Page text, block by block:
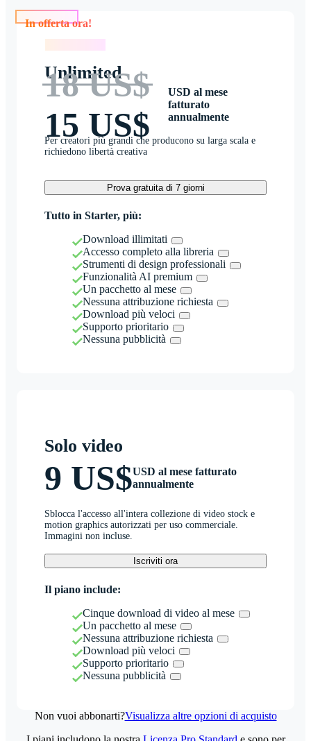
Unlimited
18 US$
15 US$
USD al mese
fatturato
annualmente
Per creatori più grandi che producono su larga scala e
richiedono libertà creativa
Prova gratuita di 7 giorni
Tutto in Starter, più:
Download illimitati
Accesso completo alla libreria
Strumenti di design professionali
Funzionalità AI premium
Un pacchetto al mese
Nessuna attribuzione richiesta
Download più veloci
Supporto prioritario
Nessuna pubblicità
Solo video
9 US$USD al mese fatturato
annualmente
Sblocca l'accesso all'intera collezione di video stock e
motion graphics autorizzati per uso commerciale.
Immagini non incluse.
Iscriviti ora
Il piano include:
Cinque download di video al mese
Un pacchetto al mese
Nessuna attribuzione richiesta
Download più veloci
Supporto prioritario
Nessuna pubblicità
Non vuoi abbonarti?Visualizza altre opzioni di acquisto